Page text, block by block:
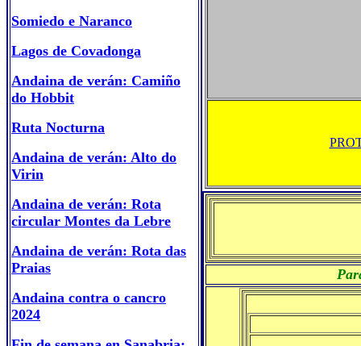
Somiedo e Naranco
Lagos de Covadonga
Andaina de verán: Camiño
do Hobbit
Ruta Nocturna
Andaina de verán: Alto do
Virin
Andaina de verán: Rota
circular Montes da Lebre
Andaina de verán: Rota das
Praias
Andaina contra o cancro
2024